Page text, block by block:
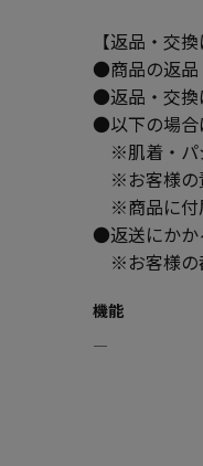
【返品・交
●商品の返品
●返品・交換
●以下の場合
※肌着・パ
※お客様の
※商品に付
●返送にかか
※お客様の
機能
―